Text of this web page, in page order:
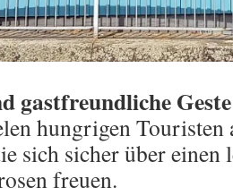
gastfreundliche
hungrigen Touristen
sich sicher über einen
freuen.